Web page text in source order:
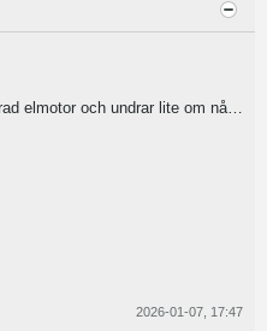
Hej! Har köpt en frontmonterad elmotor och undrar lite om nån har någon tips hur man ska börja bygga...
2026-01-07, 17:47